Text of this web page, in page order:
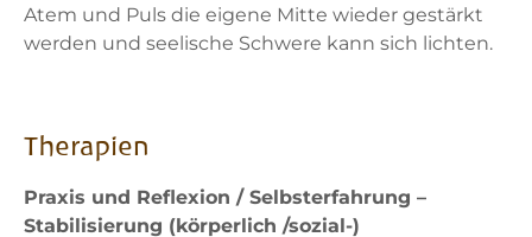
Atem und Puls die eigene Mitte wieder gestärkt
werden und seelische Schwere kann sich lichten.
Praxis und Reflexion / Selbsterfahrung –
Stabilisierung (körperlich /sozial-)
Therapien